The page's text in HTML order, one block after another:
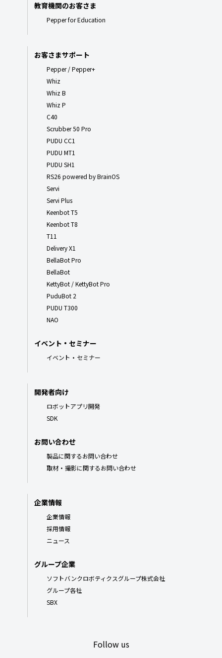
教育機関のお客さま
Pepper for Education
お客さまサポート
Pepper / Pepper+
Whiz
Whiz B
Whiz P
C40
Scrubber 50 Pro
PUDU CC1
PUDU MT1
PUDU SH1
RS26 powered by BrainOS
Servi
Servi Plus
Keenbot T5
Keenbot T8
T11
Delivery X1
BellaBot Pro
BellaBot
KettyBot / KettyBot Pro
PuduBot 2
PUDU T300
NAO
イベント・セミナー
イベント・セミナー
開発者向け
ロボットアプリ開発
SDK
お問い合わせ
製品に関するお問い合わせ
取材・撮影に関するお問い合わせ
企業情報
企業情報
採用情報
ニュース
グループ企業
ソフトバンクロボティクスグループ株式会社
グループ各社
SBX
Follow us